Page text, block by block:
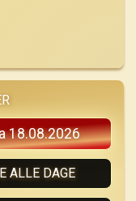
Fra 18.08.2026
ALLE DAGE